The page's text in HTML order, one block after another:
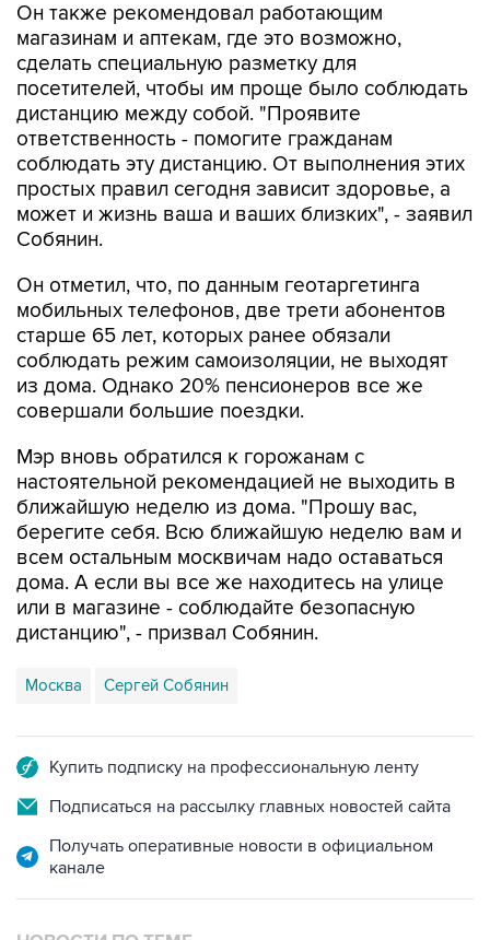
Он также рекомендовал работающим
магазинам и аптекам, где это возможно,
сделать специальную разметку для
посетителей, чтобы им проще было соблюдать
дистанцию между собой. "Проявите
ответственность - помогите гражданам
соблюдать эту дистанцию. От выполнения этих
простых правил сегодня зависит здоровье, а
может и жизнь ваша и ваших близких", - заявил
Собянин.
Он отметил, что, по данным геотаргетинга
мобильных телефонов, две трети абонентов
старше 65 лет, которых ранее обязали
соблюдать режим самоизоляции, не выходят
из дома. Однако 20% пенсионеров все же
совершали большие поездки.
Мэр вновь обратился к горожанам с
настоятельной рекомендацией не выходить в
ближайшую неделю из дома. "Прошу вас,
берегите себя. Всю ближайшую неделю вам и
всем остальным москвичам надо оставаться
дома. А если вы все же находитесь на улице
или в магазине - соблюдайте безопасную
дистанцию", - призвал Собянин.
Москва Сергей Собянин
Купить подписку на профессиональную ленту
Подписаться на рассылку главных новостей сайта
Получать оперативные новости в официальном
канале